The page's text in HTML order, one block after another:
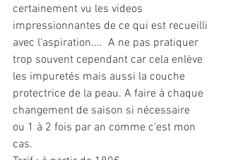
certainement vu les videos
impressionnantes de ce qui est recueilli
avec l'aspiration....  A ne pas pratiquer
trop souvent cependant car cela enlève
les impuretés mais aussi la couche
protectrice de la peau. A faire à chaque
changement de saison si nécessaire
ou 1 à 2 fois par an comme c'est mon
cas.